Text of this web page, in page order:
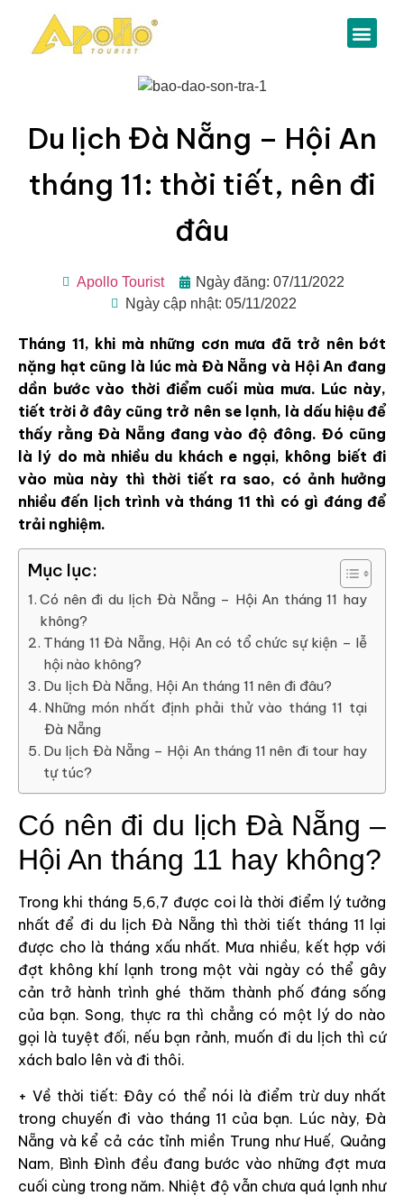
Du lịch Đà Nẵng – Hội An
tháng 11: thời tiết, nên đi
đâu
Apollo Tourist
Ngày đăng: 07/11/2022
Ngày cập nhật: 05/11/2022
Tháng 11, khi mà những cơn mưa đã trở nên bớt
nặng hạt cũng là lúc mà Đà Nẵng và Hội An đang
dần bước vào thời điểm cuối mùa mưa. Lúc này,
tiết trời ở đây cũng trở nên se lạnh, là dấu hiệu để
thấy rằng Đà Nẵng đang vào độ đông. Đó cũng
là lý do mà nhiều du khách e ngại, không biết đi
vào mùa này thì thời tiết ra sao, có ảnh hưởng
nhiều đến lịch trình và tháng 11 thì có gì đáng để
trải nghiệm.
Mục lục:
Có nên đi du lịch Đà Nẵng – Hội An tháng 11 hay
không?
Tháng 11 Đà Nẵng, Hội An có tổ chức sự kiện – lễ
hội nào không?
Du lịch Đà Nẵng, Hội An tháng 11 nên đi đâu?
Những món nhất định phải thử vào tháng 11 tại
Đà Nẵng
Du lịch Đà Nẵng – Hội An tháng 11 nên đi tour hay
tự túc?
Có nên đi du lịch Đà Nẵng –
Hội An tháng 11 hay không?
Trong khi tháng 5,6,7 được coi là thời điểm lý tưởng
nhất để đi du lịch Đà Nẵng thì thời tiết tháng 11 lại
được cho là tháng xấu nhất. Mưa nhiều, kết hợp với
đợt không khí lạnh trong một vài ngày có thể gây
cản trở hành trình ghé thăm thành phố đáng sống
của bạn. Song, thực ra thì chẳng có một lý do nào
gọi là tuyệt đối, nếu bạn rảnh, muốn đi du lịch thì cứ
xách balo lên và đi thôi.
+ Về thời tiết: Đây có thể nói là điểm trừ duy nhất
trong chuyến đi vào tháng 11 của bạn. Lúc này, Đà
Nẵng và kể cả các tỉnh miền Trung như Huế, Quảng
Nam, Bình Đình đều đang bước vào những đợt mưa
cuối cùng trong năm. Nhiệt độ vẫn chưa quá lạnh như